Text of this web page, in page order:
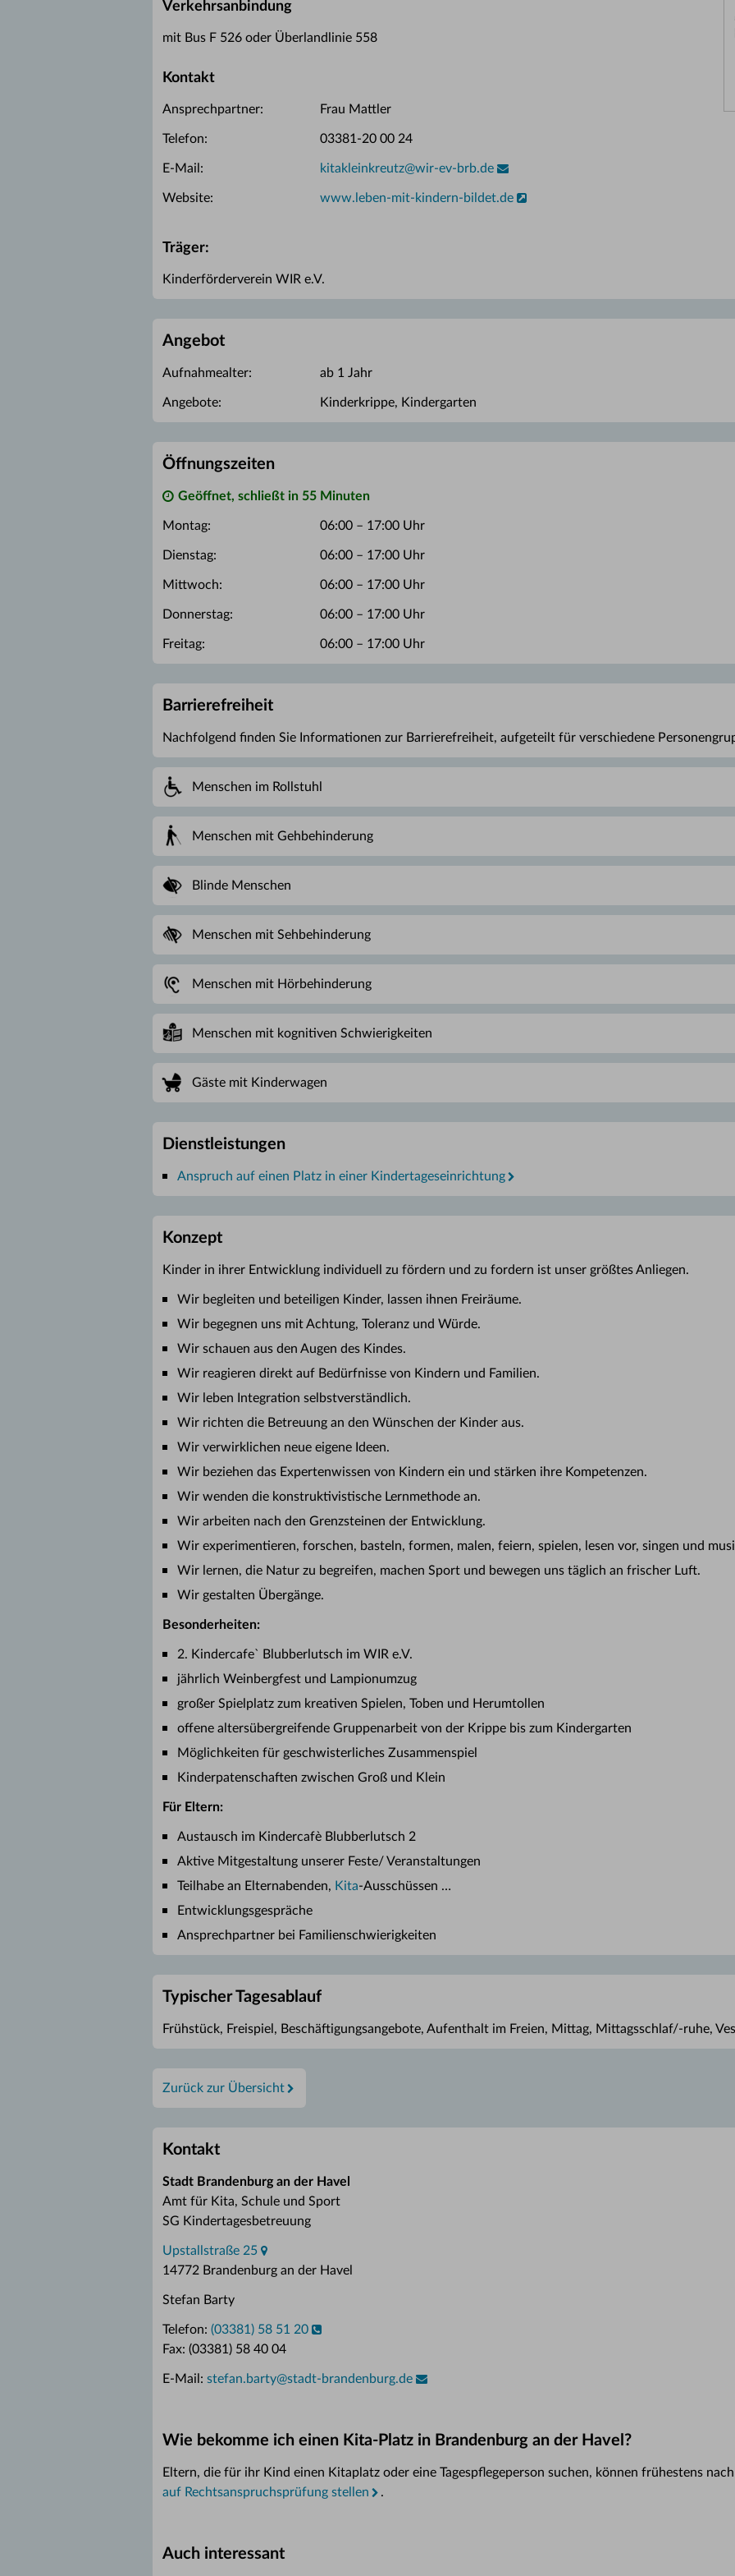
Verkehrsanbindung
mit Bus F 526 oder Überlandlinie 558
Kontakt
Ansprechpartner: Frau Mattler
Telefon: 03381-20 00 24
E-Mail: kitakleinkreutz@wir-ev-brb.de
Website: www.leben-mit-kindern-bildet.de
Träger:
Kinderförderverein WIR e.V.
Angebot
Aufnahmealter: ab 1 Jahr
Angebote: Kinderkrippe, Kindergarten
Öffnungszeiten
Geöffnet, schließt in 55 Minuten
Montag: 06:00 – 17:00 Uhr
Dienstag: 06:00 – 17:00 Uhr
Mittwoch: 06:00 – 17:00 Uhr
Donnerstag: 06:00 – 17:00 Uhr
Freitag: 06:00 – 17:00 Uhr
Barrierefreiheit
Nachfolgend finden Sie Informationen zur Barrierefreiheit, aufgeteilt für verschiedene
Menschen im Rollstuhl
Menschen mit Gehbehinderung
Blinde Menschen
Menschen mit Sehbehinderung
Menschen mit Hörbehinderung
Menschen mit kognitiven Schwierigkeiten
Gäste mit Kinderwagen
Dienstleistungen
Anspruch auf einen Platz in einer Kindertageseinrichtung
Konzept
Kinder in ihrer Entwicklung individuell zu fördern und zu fordern ist unser größtes Anliegen.
Wir begleiten und beteiligen Kinder, lassen ihnen Freiräume.
Wir begegnen uns mit Achtung, Toleranz und Würde.
Wir schauen aus den Augen des Kindes.
Wir reagieren direkt auf Bedürfnisse von Kindern und Familien.
Wir leben Integration selbstverständlich.
Wir richten die Betreuung an den Wünschen der Kinder aus.
Wir verwirklichen neue eigene Ideen.
Wir beziehen das Expertenwissen von Kindern ein und stärken ihre Kompetenzen.
Wir wenden die konstruktivistische Lernmethode an.
Wir arbeiten nach den Grenzsteinen der Entwicklung.
Wir experimentieren, forschen, basteln, formen, malen, feiern, spielen, lesen vor, singen und
Wir lernen, die Natur zu begreifen, machen Sport und bewegen uns täglich an frischer Luft.
Wir gestalten Übergänge.
Besonderheiten:
2. Kindercafe` Blubberlutsch im WIR e.V.
jährlich Weinbergfest und Lampionumzug
großer Spielplatz zum kreativen Spielen, Toben und Herumtollen
offene altersübergreifende Gruppenarbeit von der Krippe bis zum Kindergarten
Möglichkeiten für geschwisterliches Zusammenspiel
Kinderpatenschaften zwischen Groß und Klein
Für Eltern:
Austausch im Kindercafè Blubberlutsch 2
Aktive Mitgestaltung unserer Feste/ Veranstaltungen
Teilhabe an Elternabenden, Kita-Ausschüssen …
Entwicklungsgespräche
Ansprechpartner bei Familienschwierigkeiten
Typischer Tagesablauf
Frühstück, Freispiel, Beschäftigungsangebote, Aufenthalt im Freien, Mittag, Mittagsschlaf/-ruhe,
Zurück zur Übersicht
Kontakt
Stadt Brandenburg an der Havel
Amt für Kita, Schule und Sport
SG Kindertagesbetreuung
Upstallstraße 25
14772 Brandenburg an der Havel
Stefan Barty
Telefon: (03381) 58 51 20
Fax: (03381) 58 40 04
E-Mail: stefan.barty@stadt-brandenburg.de
Wie bekomme ich einen Kita-Platz in Brandenburg an der Havel?
Eltern, die für ihr Kind einen Kitaplatz oder eine Tagespflegeperson suchen, können frühestens
auf Rechtsanspruchsprüfung stellen
.
Auch interessant